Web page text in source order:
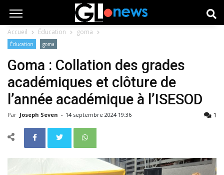
Accueil Éducation goma
Éducation goma
Goma : Collation des grades
académiques et clôture de
l’année académique à l’ISESOD
Par Joseph Seven - 14 septembre 2024 19:36 1